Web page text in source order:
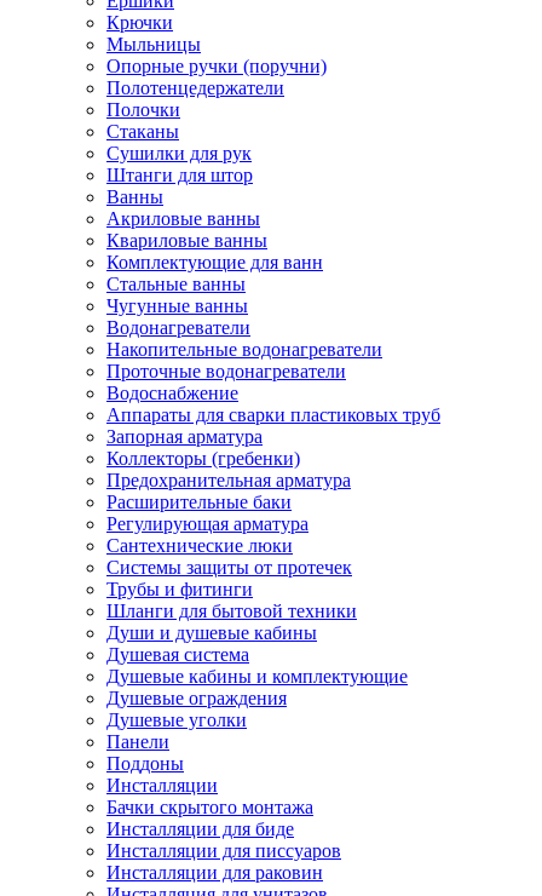
Крючки
Мыльницы
Опорные ручки (поручни)
Полотенцедержатели
Полочки
Стаканы
Сушилки для рук
Штанги для штор
Ванны
Акриловые ванны
Квариловые ванны
Комплектующие для ванн
Стальные ванны
Чугунные ванны
Водонагреватели
Накопительные водонагреватели
Проточные водонагреватели
Водоснабжение
Аппараты для сварки пластиковых труб
Запорная арматура
Коллекторы (гребенки)
Предохранительная арматура
Расширительные баки
Регулирующая арматура
Сантехнические люки
Системы защиты от протечек
Трубы и фитинги
Шланги для бытовой техники
Души и душевые кабины
Душевая система
Душевые кабины и комплектующие
Душевые ограждения
Душевые уголки
Панели
Поддоны
Инсталляции
Бачки скрытого монтажа
Инсталляции для биде
Инсталляции для писсуаров
Инсталляции для раковин